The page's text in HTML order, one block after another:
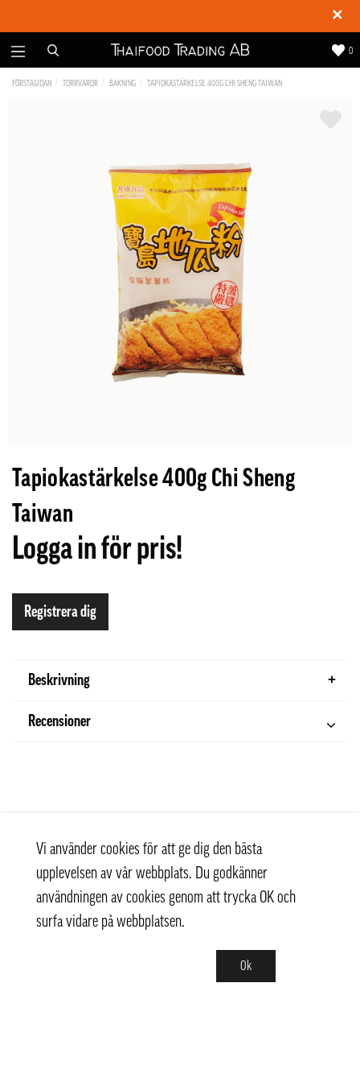
✕
0
FÖRSTASIDAN TORRVAROR BAKNING TAPIOKASTÄRKELSE 400G CHI SHENG TAIWAN
Tapiokastärkelse 400g Chi Sheng
Taiwan
Logga in för pris!
Registrera dig
Beskrivning
Recensioner
Vi använder cookies för att ge dig den bästa
upplevelsen av vår webbplats. Du godkänner
användningen av cookies genom att trycka OK och
surfa vidare på webbplatsen.
Ok